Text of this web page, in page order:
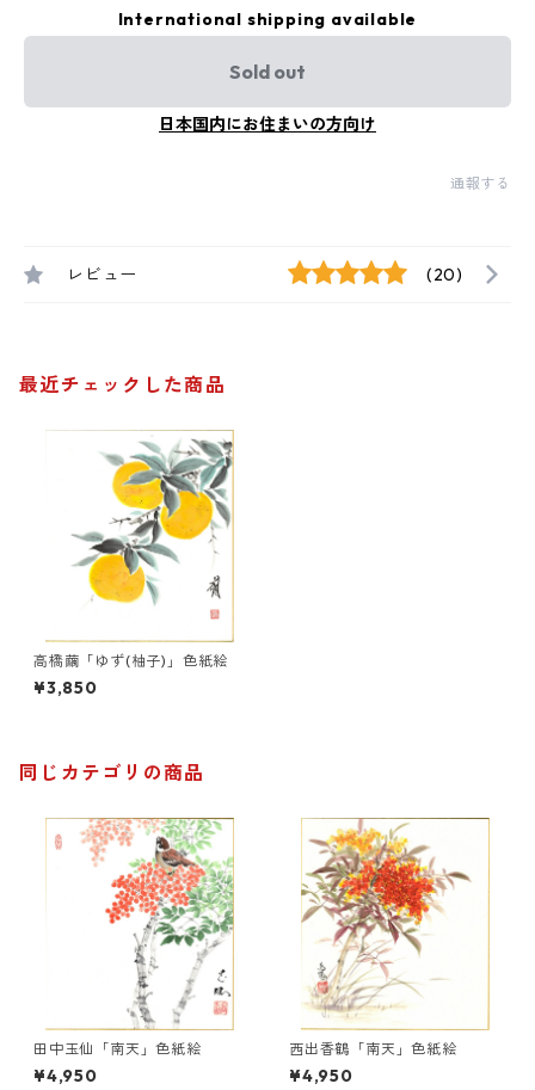
International shipping available
Sold out
日本国内にお住まいの方向け
通報する
レビュー (20)
最近チェックした商品
高橋繭「ゆず(柚子)」色紙絵
¥3,850
同じカテゴリの商品
田中玉仙「南天」色紙絵
¥4,950
西出香鶴「南天」色紙絵
¥4,950